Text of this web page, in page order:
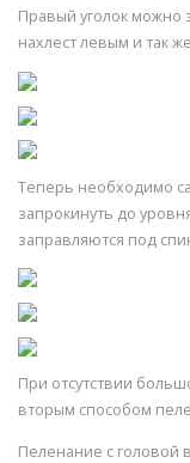
Правый уголок можно
нахлест левым и так
Теперь необходимо
запрокинуть до
заправляются под
При отсутствии
вторым способом
Пеленание с головой